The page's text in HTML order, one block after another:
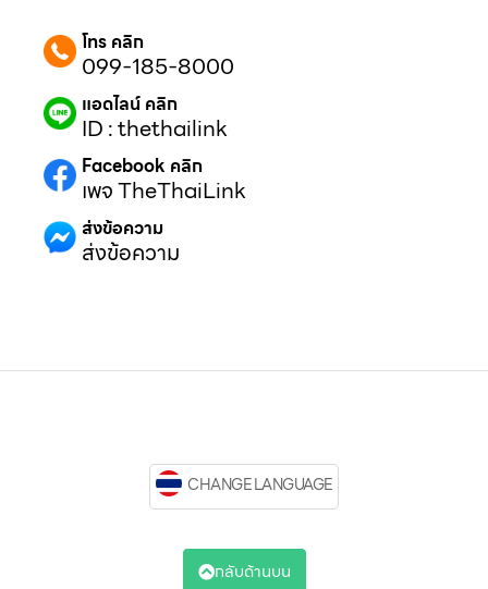
โทร คลิก
099-185-8000
แอดไลน์ คลิก
ID : thethailink
Facebook คลิก
เพจ TheThaiLink
ส่งข้อความ
ส่งข้อความ
CHANGE LANGUAGE
กลับด้านบน